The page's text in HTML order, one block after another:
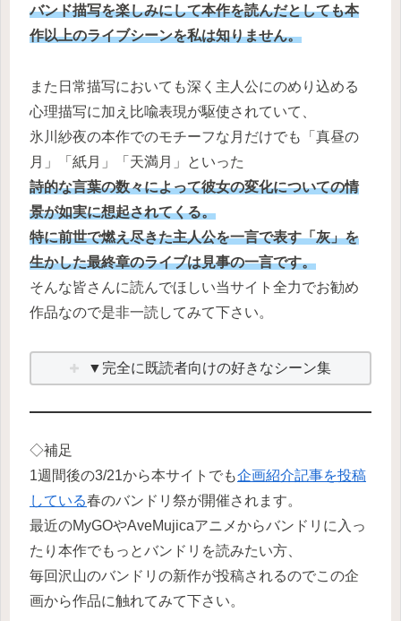
バンド描写を楽しみにして本作を読んだとしても本
作以上のライブシーンを私は知りません。
また日常描写においても深く主人公にのめり込める
心理描写に加え比喩表現が駆使されていて、
氷川紗夜の本作でのモチーフな月だけでも「真昼の
月」「紙月」「天満月」といった
詩的な言葉の数々によって彼女の変化についての情
景が如実に想起されてくる。
特に前世で燃え尽きた主人公を一言で表す「灰」を
生かした最終章のライブは見事の一言です。
そんな皆さんに読んでほしい当サイト全力でお勧め
作品なので是非一読してみて下さい。
▼完全に既読者向けの好きなシーン集
◇補足
1週間後の3/21から本サイトでも企画紹介記事を投稿
している春のバンドリ祭が開催されます。
最近のMyGOやAveMujicaアニメからバンドリに入っ
たり本作でもっとバンドリを読みたい方、
毎回沢山のバンドリの新作が投稿されるのでこの企
画から作品に触れてみて下さい。